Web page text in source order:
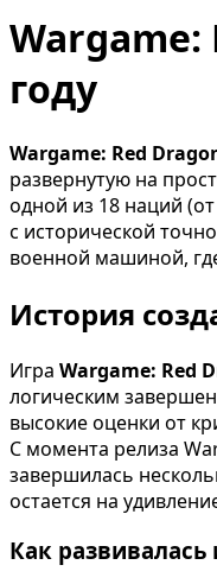
Wargame:
году
Wargame: Red
развернутую на
одной из 18 наций
с исторической
военной машиной,
История
Игра Wargame: Red
логическим
высокие оценки от
С момента релиза
завершилась
остается на
Как развивалась